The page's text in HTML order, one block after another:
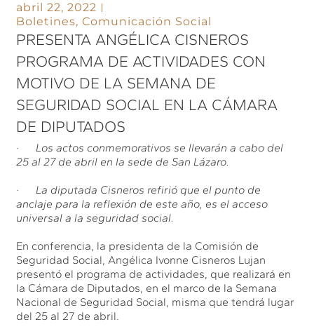
abril 22, 2022
Boletines,Comunicación Social
PRESENTA ANGÉLICA CISNEROS
PROGRAMA DE ACTIVIDADES CON
MOTIVO DE LA SEMANA DE
SEGURIDAD SOCIAL EN LA CÁMARA
DE DIPUTADOS
· Los actos conmemorativos se llevarán a cabo del
25 al 27 de abril en la sede de San Lázaro.
· La diputada Cisneros refirió que el punto de
anclaje para la reflexión de este año, es el acceso
universal a la seguridad social.
En conferencia, la presidenta de la Comisión de
Seguridad Social, Angélica Ivonne Cisneros Lujan
presentó el programa de actividades, que realizará en
la Cámara de Diputados, en el marco de la Semana
Nacional de Seguridad Social, misma que tendrá lugar
del 25 al 27 de abril.